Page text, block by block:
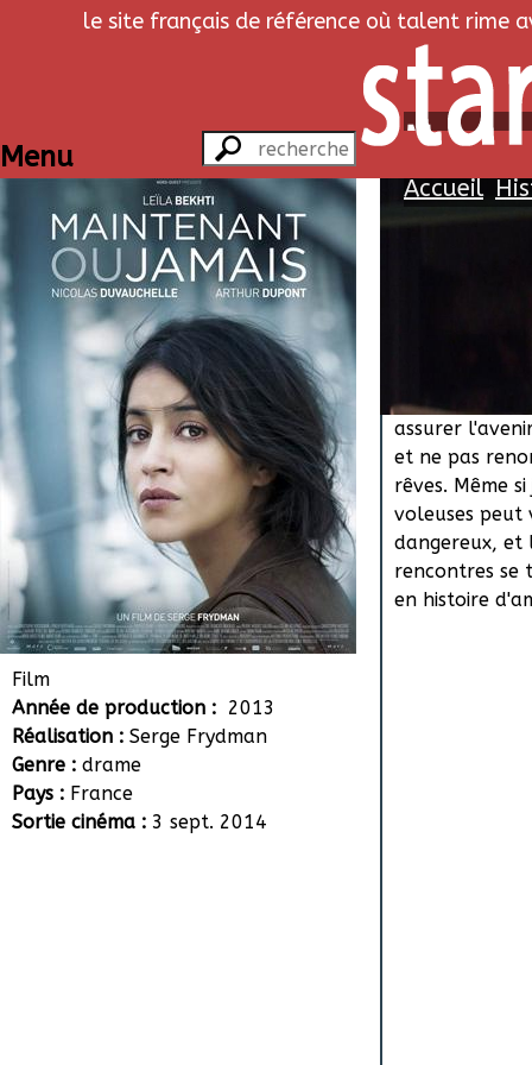
le site français de référence où talent rime
Menu
Film
Année de production : 2013
Réalisation : Serge Frydman
Genre : drame
Pays : France
Sortie cinéma : 3 sept. 2014
Accueil
peut être une
assurer
et ne pas
rêves. Même
voleuses peut
dangereux, et
rencontres se
en histoire